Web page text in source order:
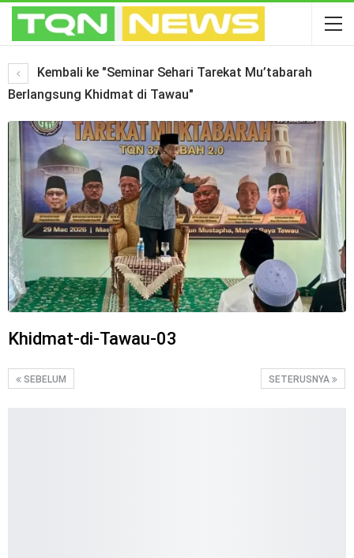
Kembali ke "Seminar Sehari Tarekat Mu’tabarah
Berlangsung Khidmat di Tawau"
Khidmat-di-Tawau-03
SETERUSNYA
SEBELUM